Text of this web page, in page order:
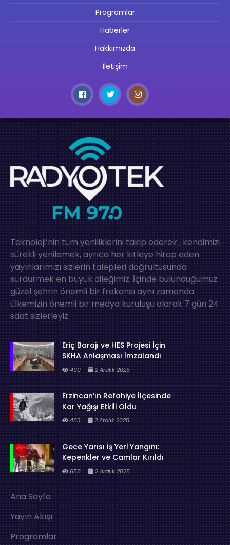
Programlar
Haberler
Hakkımızda
İletişim
Teknoloji’nin tüm yeniliklerini takip ederek , kendimizi
sürekli yenilemek, ayrıca her kitleye hitap eden
yayınlarımızı sizlerin talepleri doğrultusunda
sürdürmek en büyük dileğimiz. İçinde bulunduğumuz
güzel şehrin önemli bir frekansı aynı zamanda
ülkemizin önemli bir medya kuruluşu olarak 7 gün 24
saat sizlerleyiz.
Eriç Barajı ve HES Projesi İçin
SKHA Anlaşması İmzalandı
490 2 Aralık 2025
Erzincan’ın Refahiye İlçesinde
Kar Yağışı Etkili Oldu
483 2 Aralık 2025
Gece Yarısı İş Yeri Yangını:
Kepenkler ve Camlar Kırıldı
658 2 Aralık 2025
Ana Sayfa
Yayın Akışı
Programlar